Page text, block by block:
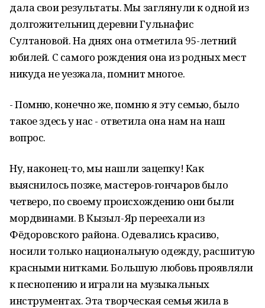
дала свои результаты. Мы заглянули к одной из
долгожительниц деревни Гульнафис
Султановой. На днях она отметила 95-летний
юбилей. С самого рождения она из родных мест
никуда не уезжала, помнит многое.
- Помню, конечно же, помню я эту семью, было
такое здесь у нас - ответила она нам на наш
вопрос.
Ну, наконец-то, мы нашли зацепку! Как
выяснилось позже, мастеров-гончаров было
четверо, по своему происхождению они были
мордвинами. В Кызыл-Яр переехали из
Фёдоровского района. Одевались красиво,
носили только национальную одежду, расшитую
красными нитками. Большую любовь проявляли
к песнопению и играли на музыкальных
инструментах. Эта творческая семья жила в